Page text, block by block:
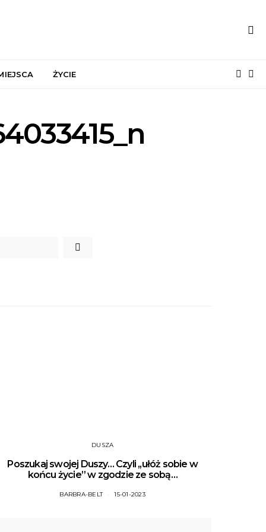
ŻYCIE
DUSZA
Poszukaj swojej Duszy… Czyli ,,ułóż sobie w
końcu życie” w zgodzie ze sobą…
BARBRA-BELT 15-01-2023